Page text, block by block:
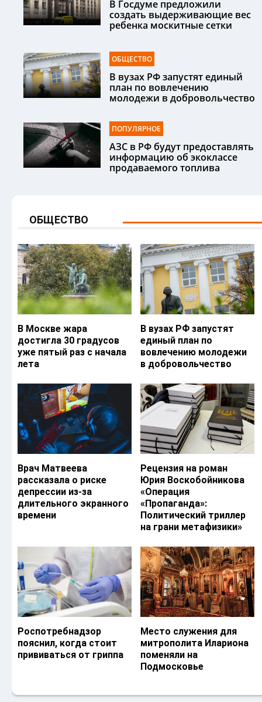
В Госдуме предложили
создать выдерживающие вес
ребенка москитные сетки
ОБЩЕСТВО
В вузах РФ запустят единый
план по вовлечению
молодежи в добровольчество
ПОПУЛЯРНОЕ
АЗС в РФ будут предоставлять
информацию об экоклассе
продаваемого топлива
ОБЩЕСТВО
В Москве жара
достигла 30 градусов
уже пятый раз с начала
лета
В вузах РФ запустят
единый план по
вовлечению молодежи
в добровольчество
Врач Матвеева
рассказала о риске
депрессии из-за
длительного экранного
времени
Рецензия на роман
Юрия Воскобойникова
«Операция
«Пропаганда»:
Политический триллер
на грани метафизики»
Роспотребнадзор
пояснил, когда стоит
прививаться от гриппа
Место служения для
митрополита Илариона
поменяли на
Подмосковье